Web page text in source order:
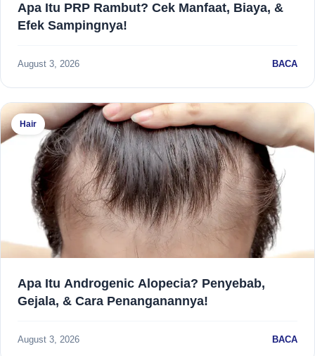
Apa Itu PRP Rambut? Cek Manfaat, Biaya, &
Efek Sampingnya!
August 3, 2026 BACA
Hair
Apa Itu Androgenic Alopecia? Penyebab,
Gejala, & Cara Penanganannya!
August 3, 2026 BACA